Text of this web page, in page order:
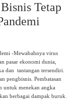
Tetap
-Mewabahnya virus
pasar ekonomi dunia,
dan tantangan tersendiri.
pengbisnis. Pembatasan
untuk menekan angka
berbagai dampak buruk.